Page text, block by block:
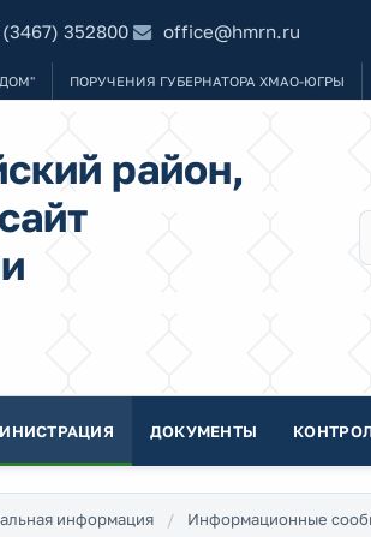
352800 office@hmrn.ru
ПОРУЧЕНИЯ ГУБЕРНАТОРА ХМАО-ЮГРЫ
район,
ДОКУМЕНТЫ
информация Информационные